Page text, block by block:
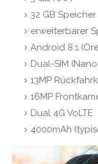
32 GB Speicher
erweiterbarer
Android 8.1
Dual-SIM
13MP
16MP
Dual 4G VoLTE
4000mAh